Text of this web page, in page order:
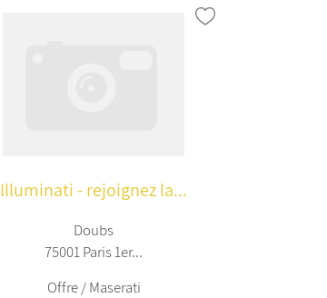
Illuminati - rejoignez la...
Doubs
75001 Paris 1er...
Offre / Maserati